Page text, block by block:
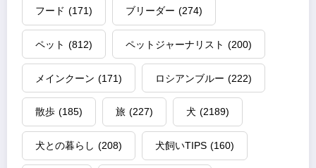
フード (171) ブリーダー (274)
ペット (812) ペットジャーナリスト (200)
メインクーン (171) ロシアンブルー (222)
散歩 (185) 旅 (227) 犬 (2189)
犬との暮らし (208) 犬飼いTIPS (160)